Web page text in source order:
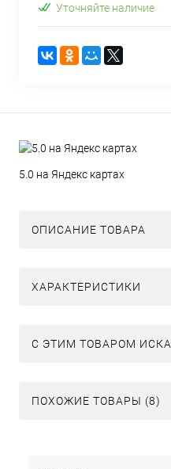
Уточняйте наличие
5.0 на Яндекс картах
ОПИСАНИЕ ТОВАРА
ХАРАКТЕРИСТИКИ
C ЭТИМ ТОВАРОМ
ПОХОЖИЕ ТОВАРЫ (8)